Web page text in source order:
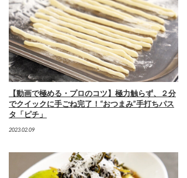
【動画で極める・プロのコツ】極力触らず、２分
でクイックに手ごね完了！“おつまみ”手打ちパス
タ「ピチ」
2023.02.09